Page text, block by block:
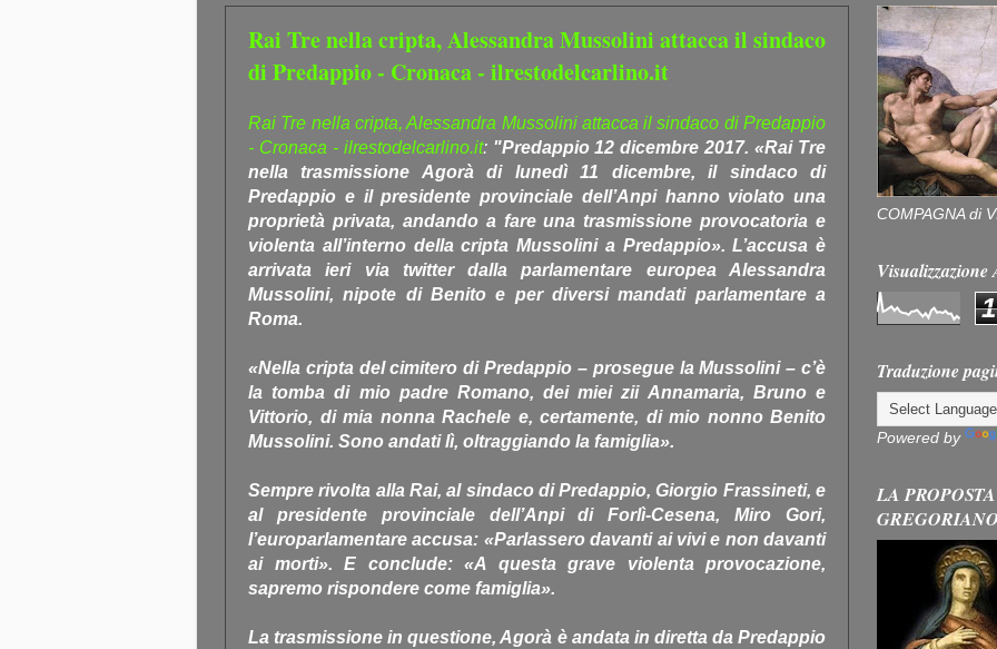
Rai Tre nella cripta, Alessandra Mussolini attacca il sindaco
di Predappio - Cronaca - ilrestodelcarlino.it
Rai Tre nella cripta, Alessandra Mussolini attacca il sindaco di Predappio
- Cronaca - ilrestodelcarlino.it: "Predappio 12 dicembre 2017. «Rai Tre
nella trasmissione Agorà di lunedì 11 dicembre, il sindaco di
Predappio e il presidente provinciale dell’Anpi hanno violato una
proprietà privata, andando a fare una trasmissione provocatoria e
violenta all’interno della cripta Mussolini a Predappio». L’accusa è
arrivata ieri via twitter dalla parlamentare europea Alessandra
Mussolini, nipote di Benito e per diversi mandati parlamentare a
Roma.
«Nella cripta del cimitero di Predappio – prosegue la Mussolini – c’è
la tomba di mio padre Romano, dei miei zii Annamaria, Bruno e
Vittorio, di mia nonna Rachele e, certamente, di mio nonno Benito
Mussolini. Sono andati lì, oltraggiando la famiglia».
Sempre rivolta alla Rai, al sindaco di Predappio, Giorgio Frassineti, e
al presidente provinciale dell’Anpi di Forlì-Cesena, Miro Gori,
l’europarlamentare accusa: «Parlassero davanti ai vivi e non davanti
ai morti». E conclude: «A questa grave violenta provocazione,
sapremo rispondere come famiglia».
La trasmissione in questione, Agorà è andata in diretta da Predappio
COMPAGNA di
1
Traduzione
Powered by
LA